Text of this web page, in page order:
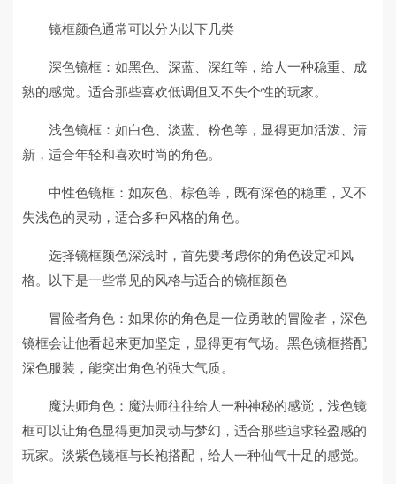
镜框颜色通常可以分为以下几类
深色镜框：如黑色、深蓝、深红等，给人一种稳重、成
熟的感觉。适合那些喜欢低调但又不失个性的玩家。
浅色镜框：如白色、淡蓝、粉色等，显得更加活泼、清
新，适合年轻和喜欢时尚的角色。
中性色镜框：如灰色、棕色等，既有深色的稳重，又不
失浅色的灵动，适合多种风格的角色。
选择镜框颜色深浅时，首先要考虑你的角色设定和风
格。以下是一些常见的风格与适合的镜框颜色
冒险者角色：如果你的角色是一位勇敢的冒险者，深色
镜框会让他看起来更加坚定，显得更有气场。黑色镜框搭配
深色服装，能突出角色的强大气质。
魔法师角色：魔法师往往给人一种神秘的感觉，浅色镜
框可以让角色显得更加灵动与梦幻，适合那些追求轻盈感的
玩家。淡紫色镜框与长袍搭配，给人一种仙气十足的感觉。